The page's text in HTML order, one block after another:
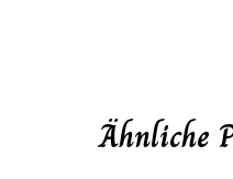
Ähnliche